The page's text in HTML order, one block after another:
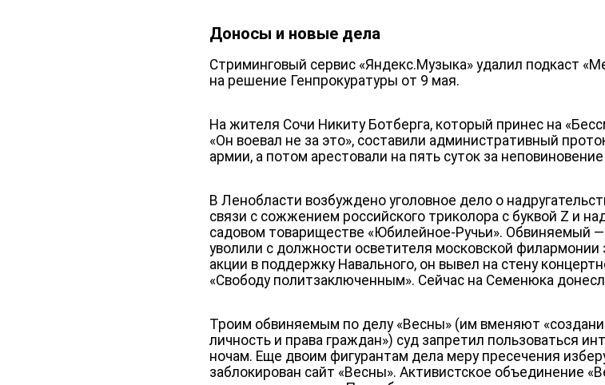
Доносы и новые дела
Стриминговый сервис «Яндекс.Музыка» удалил подкаст
на решение Генпрокуратуры от 9 мая.
На жителя Сочи Никиту Ботберга, который принес на
«Он воевал не за это», составили административный
армии, а потом арестовали на пять суток за
В Ленобласти возбуждено уголовное дело о
связи с сожжением российского триколора с буквой Z и
садовом товариществе «Юбилейное-Ручьи». Обвиняемый
уволили с должности осветителя московской филармонии
акции в поддержку Навального, он вывел на стену
«Свободу политзаключенным». Сейчас на Семенюка
Троим обвиняемым по делу «Весны» (им вменяют
личность и права граждан») суд запретил пользоваться
ночам. Еще двоим фигурантам дела меру пресечения
заблокирован сайт «Весны». Активистское объединение